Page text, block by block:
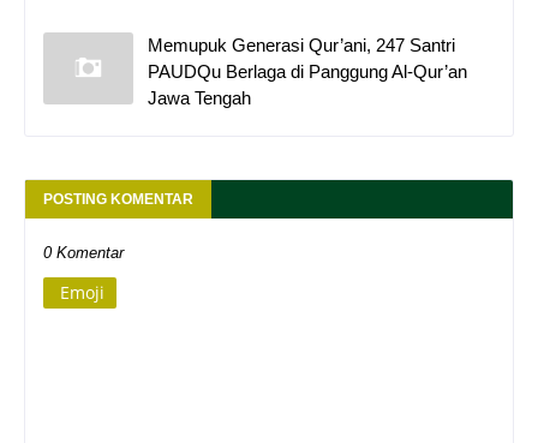
Memupuk Generasi Qur’ani, 247 Santri
PAUDQu Berlaga di Panggung Al-Qur’an
Jawa Tengah
POSTING KOMENTAR
0 Komentar
Emoji